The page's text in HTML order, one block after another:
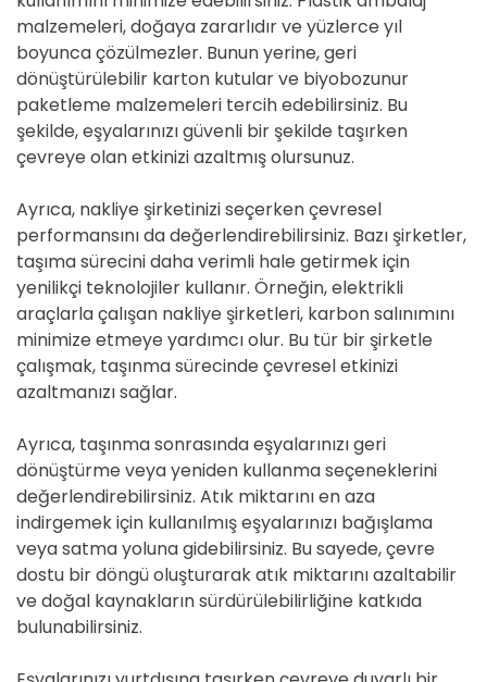
malzemeleri, doğaya zararlıdır ve yüzlerce yıl
boyunca çözülmezler. Bunun yerine, geri
dönüştürülebilir karton kutular ve biyobozunur
paketleme malzemeleri tercih edebilirsiniz. Bu
şekilde, eşyalarınızı güvenli bir şekilde taşırken
çevreye olan etkinizi azaltmış olursunuz.
Ayrıca, nakliye şirketinizi seçerken çevresel
performansını da değerlendirebilirsiniz. Bazı şirketler,
taşıma sürecini daha verimli hale getirmek için
yenilikçi teknolojiler kullanır. Örneğin, elektrikli
araçlarla çalışan nakliye şirketleri, karbon salınımını
minimize etmeye yardımcı olur. Bu tür bir şirketle
çalışmak, taşınma sürecinde çevresel etkinizi
azaltmanızı sağlar.
Ayrıca, taşınma sonrasında eşyalarınızı geri
dönüştürme veya yeniden kullanma seçeneklerini
değerlendirebilirsiniz. Atık miktarını en aza
indirgemek için kullanılmış eşyalarınızı bağışlama
veya satma yoluna gidebilirsiniz. Bu sayede, çevre
dostu bir döngü oluşturarak atık miktarını azaltabilir
ve doğal kaynakların sürdürülebilirliğine katkıda
bulunabilirsiniz.